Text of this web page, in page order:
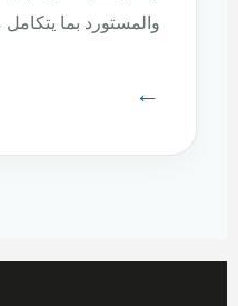
والمستورد بما يتكامل
←